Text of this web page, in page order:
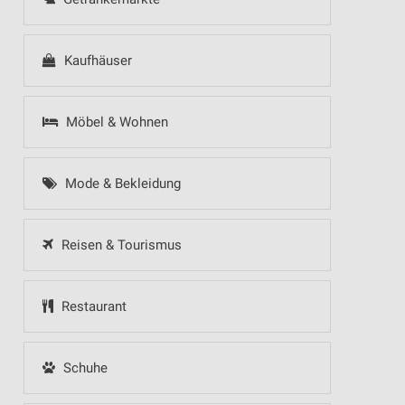
Kaufhäuser
Möbel & Wohnen
Mode & Bekleidung
Reisen & Tourismus
Restaurant
Schuhe